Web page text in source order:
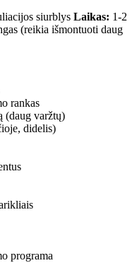
siurblys Laikas: 1-2
(reikia išmontuoti daug
rankas
(daug varžtų)
didelis)
programa